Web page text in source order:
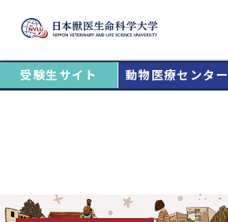
受験生サイト 動物医療センター